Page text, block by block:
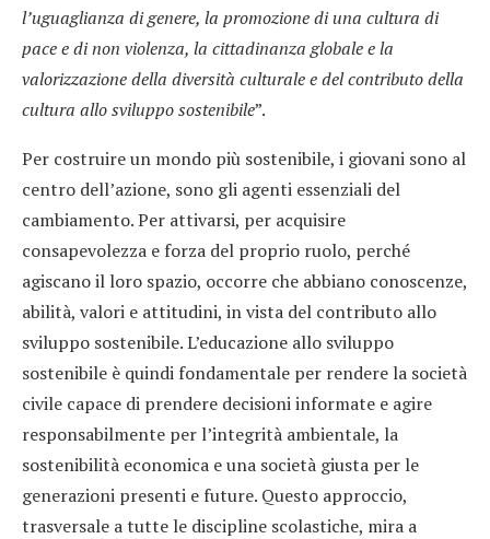
l’uguaglianza di genere, la promozione di una cultura di
pace e di non violenza, la cittadinanza globale e la
valorizzazione della diversità culturale e del contributo della
cultura allo sviluppo sostenibile”.
Per costruire un mondo più sostenibile, i giovani sono al
centro dell’azione, sono gli agenti essenziali del
cambiamento. Per attivarsi, per acquisire
consapevolezza e forza del proprio ruolo, perché
agiscano il loro spazio, occorre che abbiano conoscenze,
abilità, valori e attitudini, in vista del contributo allo
sviluppo sostenibile. L’educazione allo sviluppo
sostenibile è quindi fondamentale per rendere la società
civile capace di prendere decisioni informate e agire
responsabilmente per l’integrità ambientale, la
sostenibilità economica e una società giusta per le
generazioni presenti e future. Questo approccio,
trasversale a tutte le discipline scolastiche, mira a